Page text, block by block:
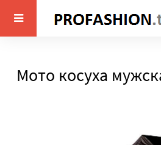
Мото косуха